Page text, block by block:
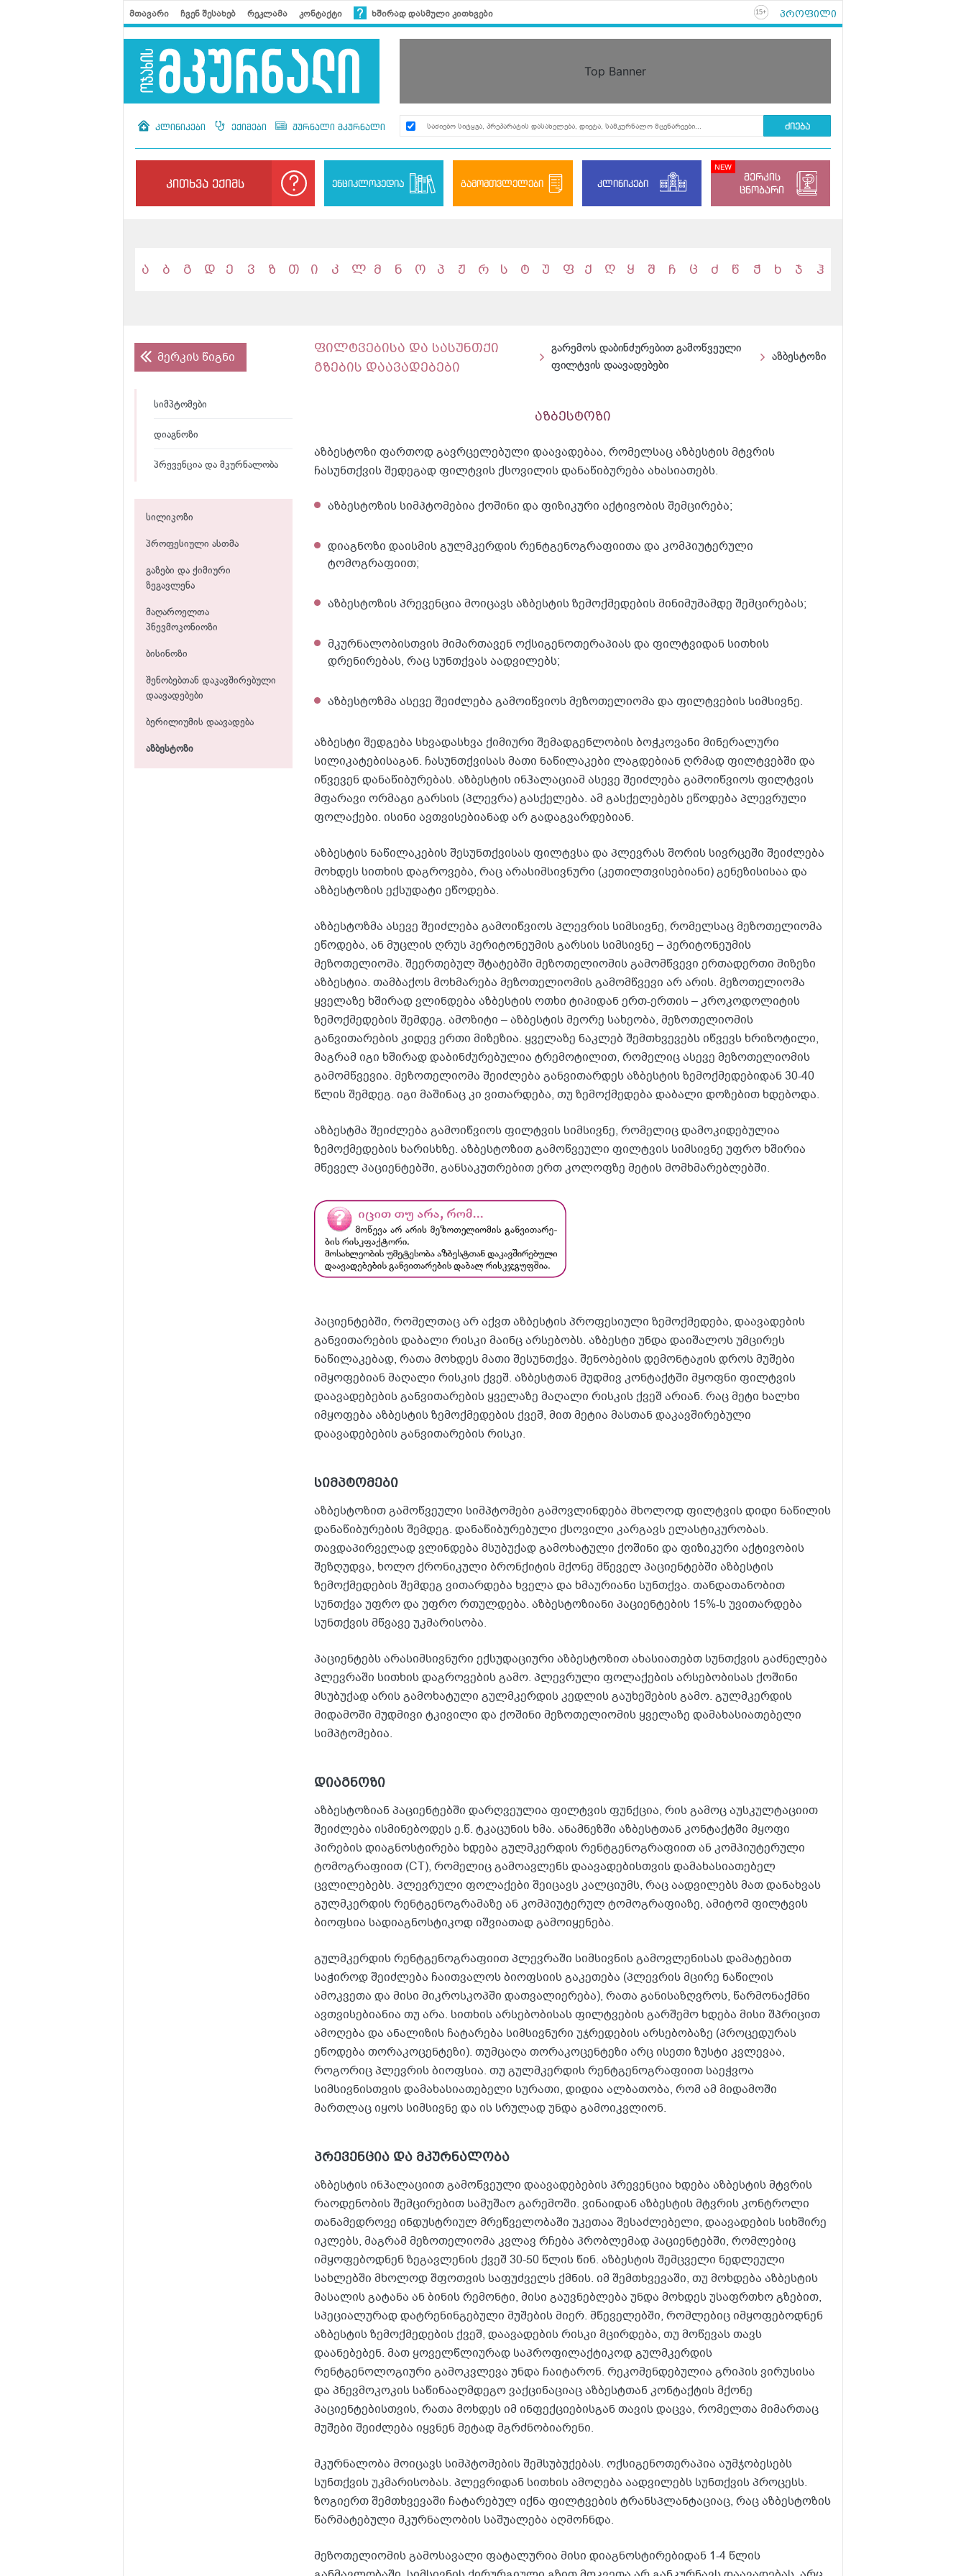
მთავარი ჩვენ შესახებ რეკლამა კონტაქტი ხშირად დასმული კითხვები 15+ პროფილი
Top Banner
კლინიკები ექიმები ჟურნალი მკურნალი
კითხვა ექიმს ენციკლოპედია გამომთვლელები კლინიკები
მერკის
ცნობარი
ა ბ გ დ ე ვ ზ თ ი კ ლ მ ნ ო პ ჟ რ ს ტ უ ფ ქ ღ ყ შ ჩ ც ძ წ ჭ ხ ჯ ჰ
მერკის წიგნი
სიმპტომები
დიაგნოზი
პრევენცია და მკურნალობა
სილიკოზი
პროფესიული ასთმა
გაზები და ქიმიური
ზეგავლენა
მაღაროელთა
პნევმოკონიოზი
ბისინოზი
შენობებთან დაკავშირებული
დაავადებები
ბერილიუმის დაავადება
აზბესტოზი
ფილტვებისა და სასუნთქი
გზების დაავადებები
გარემოს დაბინძურებით გამოწვეული
ფილტვის დაავადებები
აზბესტოზი
აზბესტოზი
აზბესტოზი ფართოდ გავრცელებული დაავადებაა, რომელსაც აზბესტის მტვრის
ჩასუნთქვის შედეგად ფილტვის ქსოვილის დანაწიბურება ახასიათებს.
აზბესტოზის სიმპტომებია ქოშინი და ფიზიკური აქტივობის შემცირება;
დიაგნოზი დაისმის გულმკერდის რენტგენოგრაფიითა და კომპიუტერული
ტომოგრაფიით;
აზბესტოზის პრევენცია მოიცავს აზბესტის ზემოქმედების მინიმუმამდე შემცირებას;
მკურნალობისთვის მიმართავენ ოქსიგენოთერაპიას და ფილტვიდან სითხის
დრენირებას, რაც სუნთქვას აადვილებს;
აზბესტოზმა ასევე შეიძლება გამოიწვიოს მეზოთელიომა და ფილტვების სიმსივნე.
აზბესტი შედგება სხვადასხვა ქიმიური შემადგენლობის ბოჭკოვანი მინერალური
სილიკატებისაგან. ჩასუნთქვისას მათი ნაწილაკები ლაგდებიან ღრმად ფილტვებში და
იწვევენ დანაწიბურებას. აზბესტის ინჰალაციამ ასევე შეიძლება გამოიწვიოს ფილტვის
მფარავი ორმაგი გარსის (პლევრა) გასქელება. ამ გასქელებებს ეწოდება პლევრული
ფოლაქები. ისინი ავთვისებიანად არ გადაგვარდებიან.
აზბესტის ნაწილაკების შესუნთქვისას ფილტვსა და პლევრას შორის სივრცეში შეიძლება
მოხდეს სითხის დაგროვება, რაც არასიმსივნური (კეთილთვისებიანი) გენეზისისაა და
აზბესტოზის ექსუდატი ეწოდება.
აზბესტოზმა ასევე შეიძლება გამოიწვიოს პლევრის სიმსივნე, რომელსაც მეზოთელიომა
ეწოდება, ან მუცლის ღრუს პერიტონეუმის გარსის სიმსივნე – პერიტონეუმის
მეზოთელიომა. შეერთებულ შტატებში მეზოთელიომის გამომწვევი ერთადერთი მიზეზი
აზბესტია. თამბაქოს მოხმარება მეზოთელიომის გამომწვევი არ არის. მეზოთელიომა
ყველაზე ხშირად ვლინდება აზბესტის ოთხი ტიპიდან ერთ-ერთის – კროკოდოლიტის
ზემოქმედების შემდეგ. ამოზიტი – აზბესტის მეორე სახეობა, მეზოთელიომის
განვითარების კიდევ ერთი მიზეზია. ყველაზე ნაკლებ შემთხვევებს იწვევს ხრიზოტილი,
მაგრამ იგი ხშირად დაბინძურებულია ტრემოტილით, რომელიც ასევე მეზოთელიომის
გამომწვევია. მეზოთელიომა შეიძლება განვითარდეს აზბესტის ზემოქმედებიდან 30-40
წლის შემდეგ. იგი მაშინაც კი ვითარდება, თუ ზემოქმედება დაბალი დოზებით ხდებოდა.
აზბესტმა შეიძლება გამოიწვიოს ფილტვის სიმსივნე, რომელიც დამოკიდებულია
ზემოქმედების ხარისხზე. აზბესტოზით გამოწვეული ფილტვის სიმსივნე უფრო ხშირია
მწეველ პაციენტებში, განსაკუთრებით ერთ კოლოფზე მეტის მომხმარებლებში.
პაციენტებში, რომელთაც არ აქვთ აზბესტის პროფესიული ზემოქმედება, დაავადების
განვითარების დაბალი რისკი მაინც არსებობს. აზბესტი უნდა დაიშალოს უმცირეს
ნაწილაკებად, რათა მოხდეს მათი შესუნთქვა. შენობების დემონტაჟის დროს მუშები
იმყოფებიან მაღალი რისკის ქვეშ. აზბესტთან მუდმივ კონტაქტში მყოფნი ფილტვის
დაავადებების განვითარების ყველაზე მაღალი რისკის ქვეშ არიან. რაც მეტი ხალხი
იმყოფება აზბესტის ზემოქმედების ქვეშ, მით მეტია მასთან დაკავშირებული
დაავადებების განვითარების რისკი.
სიმპტომები
აზბესტოზით გამოწვეული სიმპტომები გამოვლინდება მხოლოდ ფილტვის დიდი ნაწილის
დანაწიბურების შემდეგ. დანაწიბურებული ქსოვილი კარგავს ელასტიკურობას.
თავდაპირველად ვლინდება მსუბუქად გამოხატული ქოშინი და ფიზიკური აქტივობის
შეზღუდვა, ხოლო ქრონიკული ბრონქიტის მქონე მწეველ პაციენტებში აზბესტის
ზემოქმედების შემდეგ ვითარდება ხველა და ხმაურიანი სუნთქვა. თანდათანობით
სუნთქვა უფრო და უფრო რთულდება. აზბესტოზიანი პაციენტების 15%-ს უვითარდება
სუნთქვის მწვავე უკმარისობა.
პაციენტებს არასიმსივნური ექსუდაციური აზბესტოზით ახასიათებთ სუნთქვის გაძნელება
პლევრაში სითხის დაგროვების გამო. პლევრული ფოლაქების არსებობისას ქოშინი
მსუბუქად არის გამოხატული გულმკერდის კედლის გაუხეშების გამო. გულმკერდის
მიდამოში მუდმივი ტკივილი და ქოშინი მეზოთელიომის ყველაზე დამახასიათებელი
სიმპტომებია.
დიაგნოზი
აზბესტოზიან პაციენტებში დარღვეულია ფილტვის ფუნქცია, რის გამოც აუსკულტაციით
შეიძლება ისმინებოდეს ე.წ. ტკაცუნის ხმა. ანამნეზში აზბესტთან კონტაქტში მყოფი
პირების დიაგნოსტირება ხდება გულმკერდის რენტგენოგრაფიით ან კომპიუტერული
ტომოგრაფიით (CT), რომელიც გამოავლენს დაავადებისთვის დამახასიათებელ
ცვლილებებს. პლევრული ფოლაქები შეიცავს კალციუმს, რაც აადვილებს მათ დანახვას
გულმკერდის რენტგენოგრამაზე ან კომპიუტერულ ტომოგრაფიაზე, ამიტომ ფილტვის
ბიოფსია სადიაგნოსტიკოდ იშვიათად გამოიყენება.
გულმკერდის რენტგენოგრაფიით პლევრაში სიმსივნის გამოვლენისას დამატებით
საჭიროდ შეიძლება ჩაითვალოს ბიოფსიის გაკეთება (პლევრის მცირე ნაწილის
ამოკვეთა და მისი მიკროსკოპში დათვალიერება), რათა განისაზღვროს, წარმონაქმნი
ავთვისებიანია თუ არა. სითხის არსებობისას ფილტვების გარშემო ხდება მისი შპრიცით
ამოღება და ანალიზის ჩატარება სიმსივნური უჯრედების არსებობაზე (პროცედურას
ეწოდება თორაკოცენტეზი). თუმცაღა თორაკოცენტეზი არც ისეთი ზუსტი კვლევაა,
როგორიც პლევრის ბიოფსია. თუ გულმკერდის რენტგენოგრაფიით საეჭვოა
სიმსივნისთვის დამახასიათებელი სურათი, დიდია ალბათობა, რომ ამ მიდამოში
მართლაც იყოს სიმსივნე და ის სრულად უნდა გამოიკვლიონ.
პრევენცია და მკურნალობა
აზბესტის ინჰალაციით გამოწვეული დაავადებების პრევენცია ხდება აზბესტის მტვრის
რაოდენობის შემცირებით სამუშაო გარემოში. ვინაიდან აზბესტის მტვრის კონტროლი
თანამედროვე ინდუსტრიულ მრეწველობაში უკეთაა შესაძლებელი, დაავადების სიხშირე
იკლებს, მაგრამ მეზოთელიომა კვლავ რჩება პრობლემად პაციენტებში, რომლებიც
იმყოფებოდნენ ზეგავლენის ქვეშ 30-50 წლის წინ. აზბესტის შემცველი ნედლეული
სახლებში მხოლოდ შფოთვის საფუძველს ქმნის. იმ შემთხვევაში, თუ მოხდება აზბესტის
მასალის გატანა ან ბინის რემონტი, მისი გაუვნებლება უნდა მოხდეს უსაფრთხო გზებით,
სპეციალურად დატრენინგებული მუშების მიერ. მწეველებში, რომლებიც იმყოფებოდნენ
აზბესტის ზემოქმედების ქვეშ, დაავადების რისკი მცირდება, თუ მოწევას თავს
დაანებებენ. მათ ყოველწლიურად საპროფილაქტიკოდ გულმკერდის
რენტგენოლოგიური გამოკვლევა უნდა ჩაიტარონ. რეკომენდებულია გრიპის ვირუსისა
და პნევმოკოკის საწინააღმდეგო ვაქცინაციაც აზბესტთან კონტაქტის მქონე
პაციენტებისთვის, რათა მოხდეს იმ ინფექციებისგან თავის დაცვა, რომელთა მიმართაც
მუშები შეიძლება იყვნენ მეტად მგრძნობიარენი.
მკურნალობა მოიცავს სიმპტომების შემსუბუქებას. ოქსიგენოთერაპია აუმჯობესებს
სუნთქვის უკმარისობას. პლევრიდან სითხის ამოღება აადვილებს სუნთქვის პროცესს.
ზოგიერთ შემთხვევაში ჩატარებულ იქნა ფილტვების ტრანსპლანტაციაც, რაც აზბესტოზის
წარმატებული მკურნალობის საშუალება აღმოჩნდა.
მეზოთელიომის გამოსავალი ფატალურია მისი დიაგნოსტირებიდან 1-4 წლის